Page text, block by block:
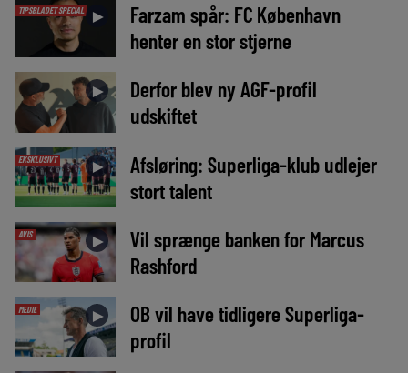
TIPSBLADET SPECIAL ►
Farzam spår: FC København
henter en stor stjerne
►
Derfor blev ny AGF-profil
udskiftet
EKSKLUSIVT ►
Afsløring: Superliga-klub udlejer
stort talent
AVIS ►
Vil sprænge banken for Marcus
Rashford
MEDIE ►
OB vil have tidligere Superliga-
profil